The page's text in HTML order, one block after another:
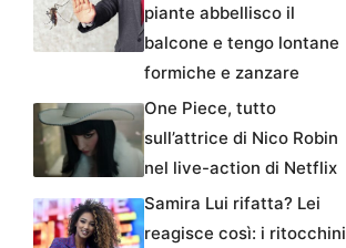
piante abbellisco il
balcone e tengo lontane
formiche e zanzare
One Piece, tutto
sull’attrice di Nico Robin
nel live-action di Netflix
Samira Lui rifatta? Lei
reagisce così: i ritocchini